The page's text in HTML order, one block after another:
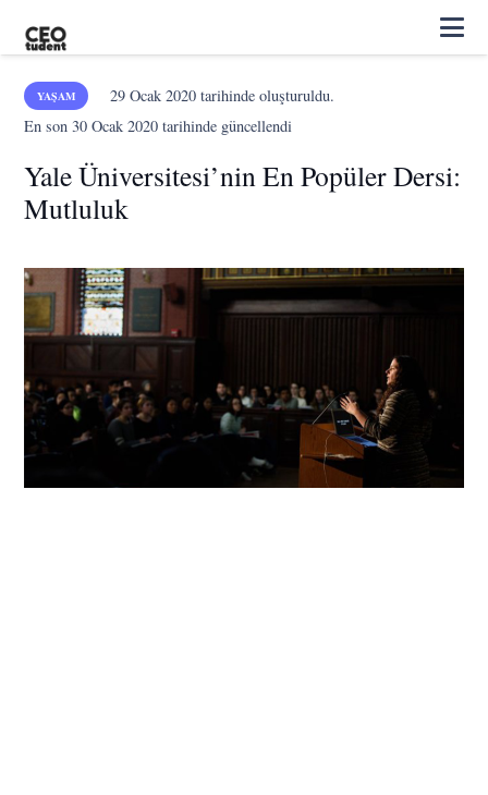
YAŞAM 29 Ocak 2020tarihinde oluşturuldu.
En son30 Ocak 2020 tarihinde güncellendi
Yale Üniversitesi’nin En Popüler Dersi:
Mutluluk